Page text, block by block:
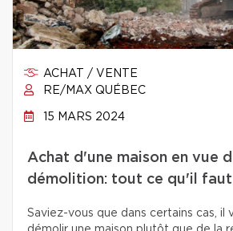
ACHAT / VENTE
RE/MAX QUÉBEC
15 MARS 2024
Achat d'une maison en vue
démolition: tout ce qu'il
Saviez-vous que dans certains cas, il